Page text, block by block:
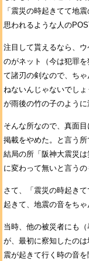
「震災の時起きてて地
思われるような人の
注目して貰えるなら、
のがネット（今は犯罪
て諸刃の剣なので、ち
ねないんじゃないでし
が雨後の竹の子のように
そんな所なので、真面
掲載をやめた。と言う所
結局の所「阪神大震災
に変わって無いと言うの
さて、「震災の時起き
起きて、地震の音をち
当時、他の被災者にも
が、最初に察知したの
震が起きて行く時の音